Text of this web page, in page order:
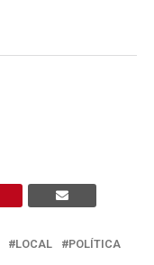
LOCAL
POLÍTICA